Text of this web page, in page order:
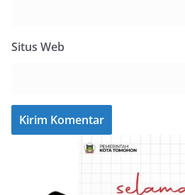
Situs Web